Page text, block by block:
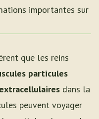
importantes sur
que les reins
particules
dans la
peuvent voyager